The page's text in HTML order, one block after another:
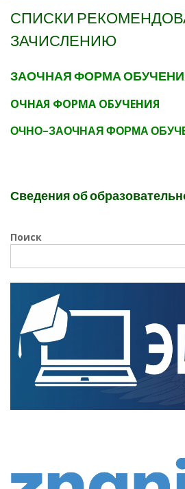
СПИСКИ
ЗАЧИСЛЕНИЮ
ЗАОЧНАЯ ФОРМА
ОЧНАЯ ФОРМА ОБУЧЕНИЯ
ОЧНО-ЗАОЧНАЯ ФОРМА
Сведения об
Поиск